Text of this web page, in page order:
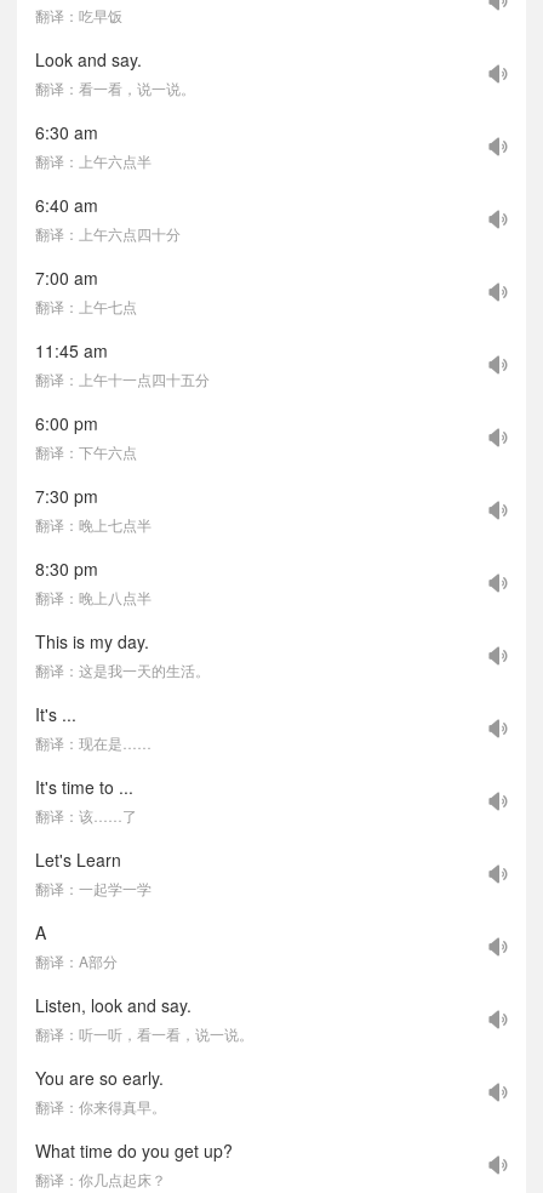
翻译：吃早饭
Look and say.
翻译：看一看，说一说。
6:30 am
翻译：上午六点半
6:40 am
翻译：上午六点四十分
7:00 am
翻译：上午七点
11:45 am
翻译：上午十一点四十五分
6:00 pm
翻译：下午六点
7:30 pm
翻译：晚上七点半
8:30 pm
翻译：晚上八点半
This is my day.
翻译：这是我一天的生活。
It's ...
翻译：现在是……
It's time to ...
翻译：该……了
Let's Learn
翻译：一起学一学
A
翻译：A部分
Listen, look and say.
翻译：听一听，看一看，说一说。
You are so early.
翻译：你来得真早。
What time do you get up?
翻译：你几点起床？